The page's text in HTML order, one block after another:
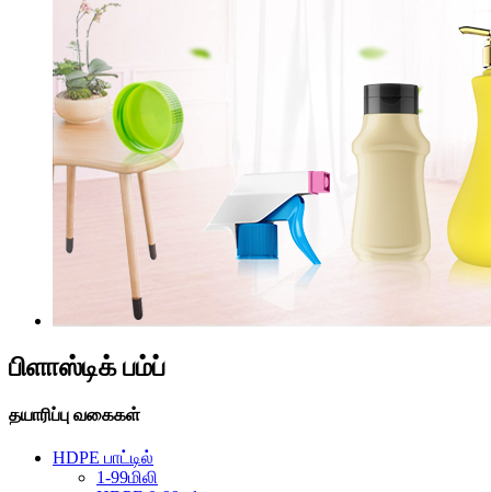
பிளாஸ்டிக் பம்ப்
தயாரிப்பு வகைகள்
HDPE பாட்டில்
1-99மிலி